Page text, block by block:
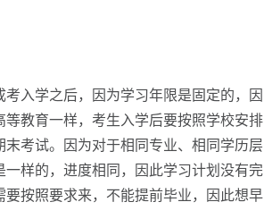
考入学之后，因为学习年限是固定的，因
教育一样，考生入学后要按照学校安排
考试。因为对于相同专业、相同学历层
样的，进度相同，因此学习计划没有完
按照要求来，不能提前毕业，因此想早